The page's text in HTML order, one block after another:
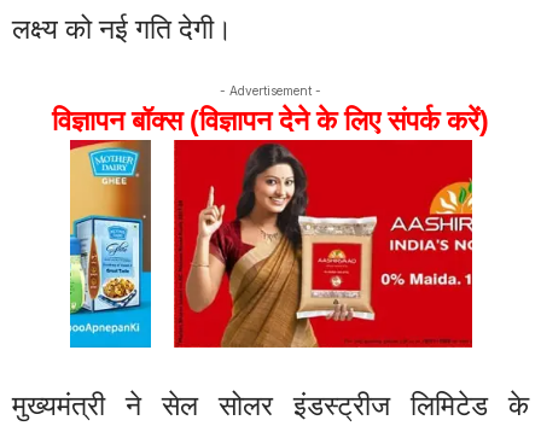
लक्ष्य को नई गति देगी।
- Advertisement -
विज्ञापन बॉक्स (विज्ञापन देने के लिए संपर्क करें)
मुख्यमंत्री ने सेल सोलर इंडस्ट्रीज लिमिटेड के